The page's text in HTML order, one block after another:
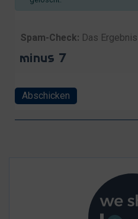
Spam-Check: Das
Abschicken